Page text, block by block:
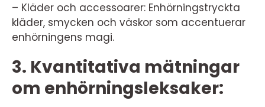
– Kläder och accessoarer: Enhörningstryckta
kläder, smycken och väskor som accentuerar
enhörningens magi.
3. Kvantitativa mätningar
om enhörningsleksaker: